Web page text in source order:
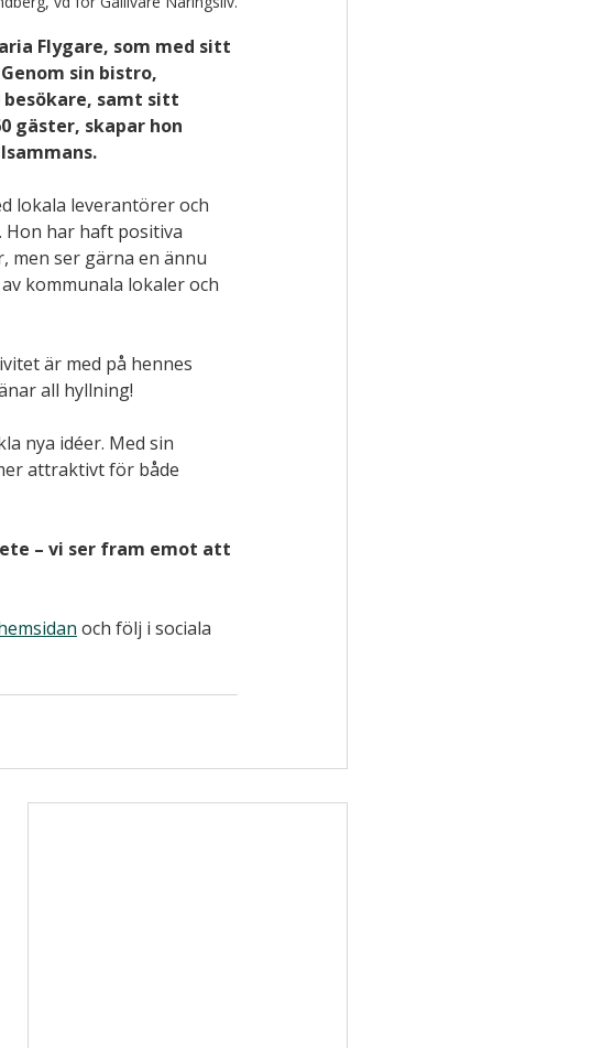
Flygare, som med sitt
sin bistro,
besökare, samt sitt
gäster, skapar hon
lokala leverantörer och
har haft positiva
men ser gärna en ännu
kommunala lokaler och
är med på hennes
all hyllning!
nya idéer. Med sin
attraktivt för både
– vi ser fram emot att
och följ i sociala